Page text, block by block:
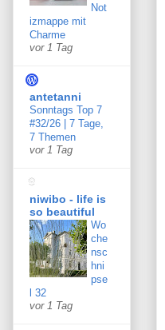
Not
izmappe mit
Charme
vor 1 Tag
antetanni
Sonntags Top 7
#32/26 | 7 Tage,
7 Themen
vor 1 Tag
niwibo - life is
so beautiful
Wo
che
nsc
hni
pse
l 32
vor 1 Tag